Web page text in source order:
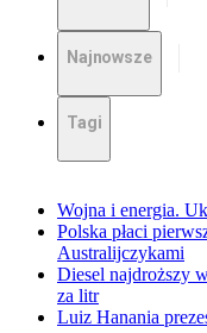
Najnowsze
Tagi
Wojna i energia.
Polska płaci
Australijczykami
Diesel najdroższy
za litr
Luiz Hanania